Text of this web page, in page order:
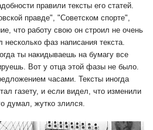
правили тексты его статей.
правде", "Советском спорте",
что работу свою он строил не очень
фаз написания текста.
ты накидываешь на бумагу все
Вот у отца этой фазы не было.
часами. Тексты иногда
газету, и если видел, что изменили
думал, жутко злился.